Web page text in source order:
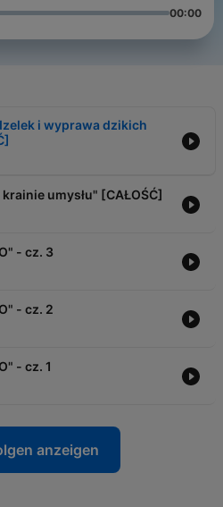
00:00
i wyprawa dzikich
umysłu" [CAŁOŚĆ]
- cz. 3
- cz. 2
- cz. 1
anzeigen